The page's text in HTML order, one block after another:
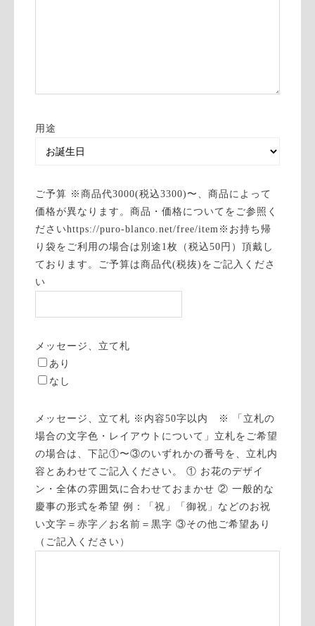
用途
ご予算 ※商品代3000(税込3300)〜、商品によって
価格が異なります。商品・価格についてをご参照く
ださいhttps://puro-blanco.net/free/item※お持ち帰
り袋をご利用の場合は別途1枚（税込50円）頂戴し
ております。ご予算は商品代(税抜)をご記入くださ
い
メッセージ、立て札
あり
なし
メッセージ、立て札 ※内容50字以内 ※ 「立札の
場合の文字色・レイアウトについて」立札をご希望
の場合は、下記①〜③のいずれかの番号を、立札内
容とあわせてご記入ください。 ① お花のデザイ
ン・全体の雰囲気に合わせておまかせ ② 一般的な
慶事の形式を希望 例：「祝」「御祝」などのお祝
い文字＝赤字／お名前＝黒字 ③その他ご希望あり
（ご記入ください）